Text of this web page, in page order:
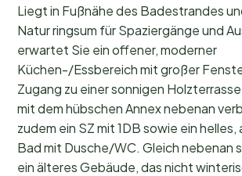
Liegt in Fußnähe des Badestrandes
Natur ringsum für Spaziergänge und
erwartet Sie ein offener, moderner
Küchen-/Essbereich mit großer
Zugang zu einer sonnigen
mit dem hübschen Annex nebenan
zudem ein SZ mit 1DB sowie ein
Bad mit Dusche/WC. Gleich nebenan
ein älteres Gebäude, das nicht